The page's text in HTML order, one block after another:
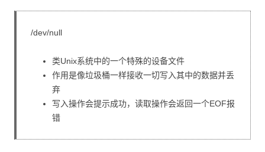
/dev/null
类Unix系统中的一个特殊的设备文件
作用是像垃圾桶一样接收一切写入其中的数据并丢
弃
写入操作会提示成功，读取操作会返回一个EOF报
错